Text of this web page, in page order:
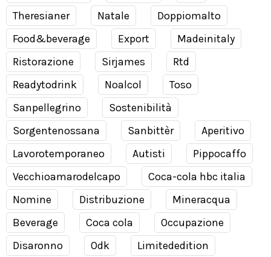
Theresianer
Natale
Doppiomalto
Food&beverage
Export
Madeinitaly
Ristorazione
Sirjames
Rtd
Readytodrink
Noalcol
Toso
Sanpellegrino
Sostenibilità
Sorgentenossana
Sanbittèr
Aperitivo
Lavorotemporaneo
Autisti
Pippocaffo
Vecchioamarodelcapo
Coca-cola hbc italia
Nomine
Distribuzione
Mineracqua
Beverage
Coca cola
Occupazione
Disaronno
Odk
Limitededition